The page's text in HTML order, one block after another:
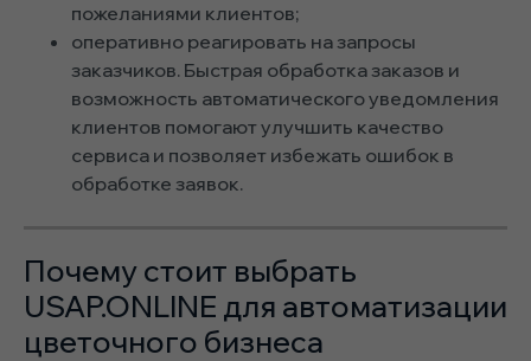
пожеланиями клиентов;
оперативно реагировать на запросы
заказчиков. Быстрая обработка заказов и
возможность автоматического уведомления
клиентов помогают улучшить качество
сервиса и позволяет избежать ошибок в
обработке заявок.
Почему стоит выбрать
USAP.ONLINE для автоматизации
цветочного бизнеса